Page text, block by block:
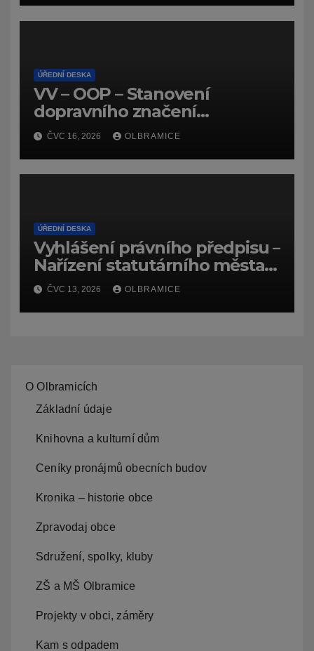
ÚŘEDNÍ DESKA
VV – OOP – Stanovení
dopravního značení
(dočasného) č.
7159/26/Olbramice
ČVC 16, 2026 OLBRAMICE
ÚŘEDNÍ DESKA
Vyhlášení právního předpisu –
Nařízení statutárního města
Ostravy, o záměru zadat
zpracování lesních
hospodářských budov
ČVC 13, 2026 OLBRAMICE
O Olbramicích
Základní údaje
Knihovna a kulturní dům
Ceníky pronájmů obecních budov
Kronika – historie obce
Zpravodaj obce
Sdružení, spolky, kluby
ZŠ a MŠ Olbramice
Projekty v obci, záměry
Kam s odpadem